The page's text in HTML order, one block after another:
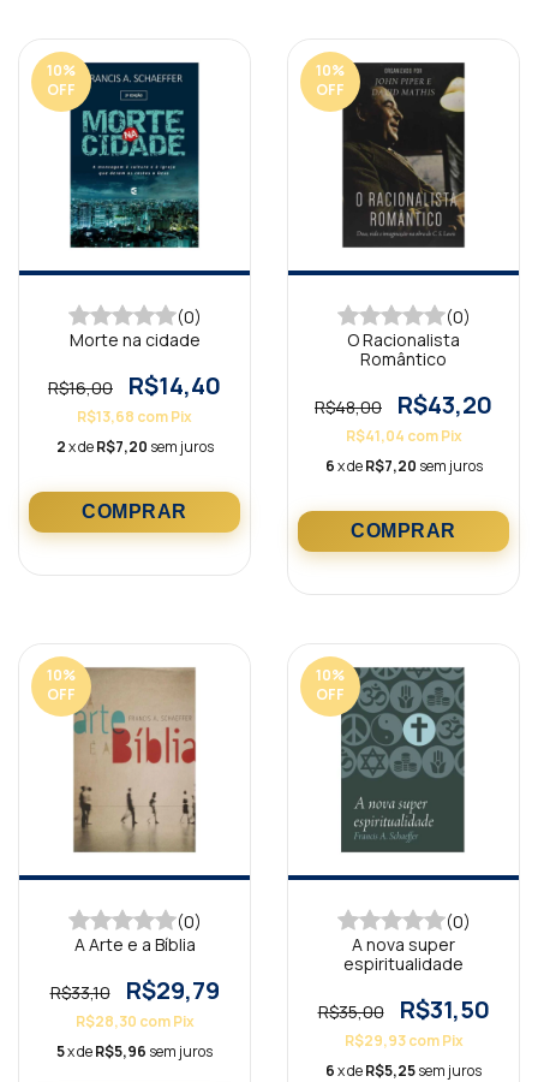
10%
OFF
(0)
Morte na cidade
R$16,00 R$14,40
R$13,68 comPix
2x deR$7,20 sem juros
10%
OFF
(0)
O Racionalista
Romântico
R$48,00 R$43,20
R$41,04 com Pix
6x deR$7,20 sem juros
10%
OFF
(0)
A Arte e a Bíblia
R$33,10 R$29,79
R$28,30 com Pix
5x deR$5,96 sem juros
10%
OFF
(0)
A nova super
espiritualidade
R$35,00 R$31,50
R$29,93com Pix
6x deR$5,25sem juros